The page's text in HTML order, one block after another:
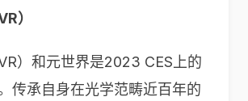
）
）和元世界是2023 CES上的
传承自身在光学范畴近百年的